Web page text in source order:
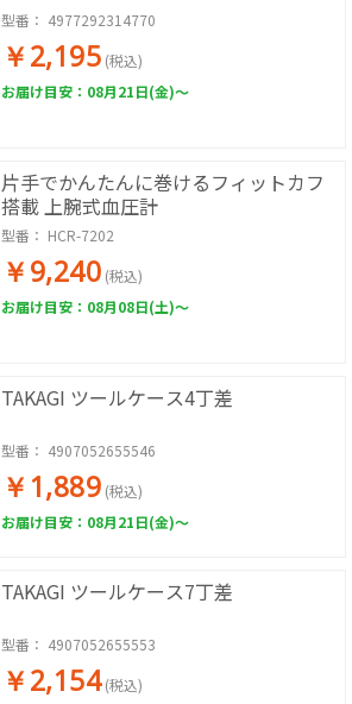
型番： 4977292314770
￥2,195 (税込)
お届け目安：08月21日(金)～
片手でかんたんに巻けるフィットカフ
搭載 上腕式血圧計
型番： HCR-7202
￥9,240 (税込)
お届け目安：08月08日(土)～
TAKAGI ツールケース4丁差
型番： 4907052655546
￥1,889 (税込)
お届け目安：08月21日(金)～
TAKAGI ツールケース7丁差
型番： 4907052655553
￥2,154 (税込)